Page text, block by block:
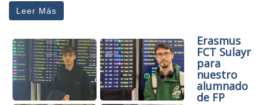
Leer Más
Erasmus
FCT Sulayr
para
nuestro
alumnado
de FP